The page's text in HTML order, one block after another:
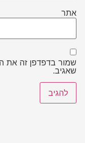
אתר
שמור בדפדפן זה את
שאגיב.